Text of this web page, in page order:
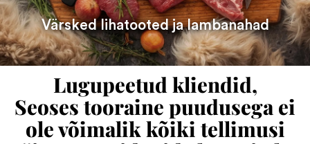
Värsked lihatooted ja lambanahad
Lugupeetud kliendid,
Seoses tooraine puudusega ei
ole võimalik kõiki tellimusi